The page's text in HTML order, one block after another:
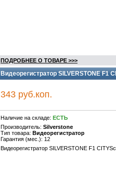
ПОДРОБНЕЕ О ТОВАРЕ >>>
Видеорегистратор SILVERSTONE F1
343 руб.коп.
Наличие на складе: ЕСТЬ
Производитель: Silverstone
Тип товара: Видеорегистратор
Гарантия (мес.): 12
Видеорегистратор SILVERSTONE F1